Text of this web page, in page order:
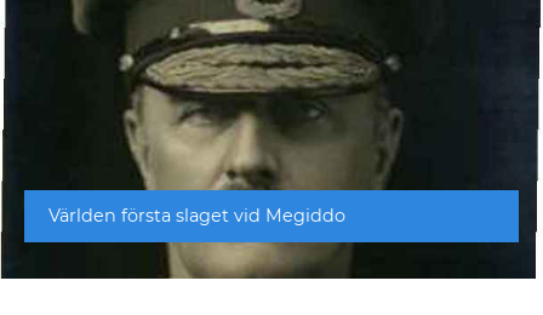
Världen första slaget vid Megiddo